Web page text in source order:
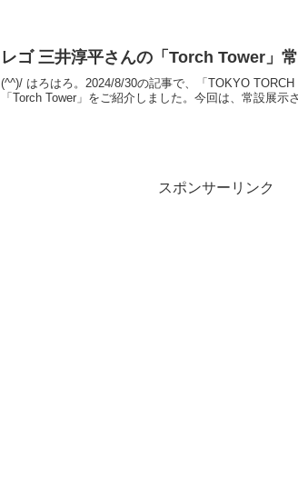
レゴ 三井淳平さんの「Torch Tower」
(^^)/ はろはろ。2024/8/30の記事で、「TOKYO
「Torch Tower」をご紹介しました。今回は、常設展
スポンサーリンク